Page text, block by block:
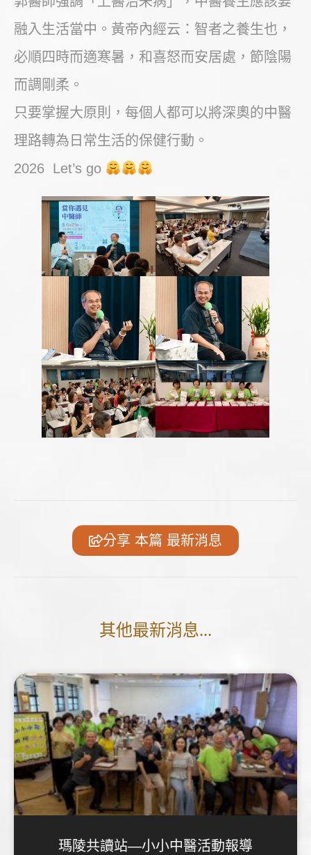
融入生活當中。黃帝內經云：智者之養生也，
必順四時而適寒暑，和喜怒而安居處，節陰陽
而調剛柔。
只要掌握大原則，每個人都可以將深奧的中醫
理路轉為日常生活的保健行動。
2026 ​ Let’s go
分享 本篇 最新消息
其他最新消息...
瑪陵共讀站—小小中醫活動報導